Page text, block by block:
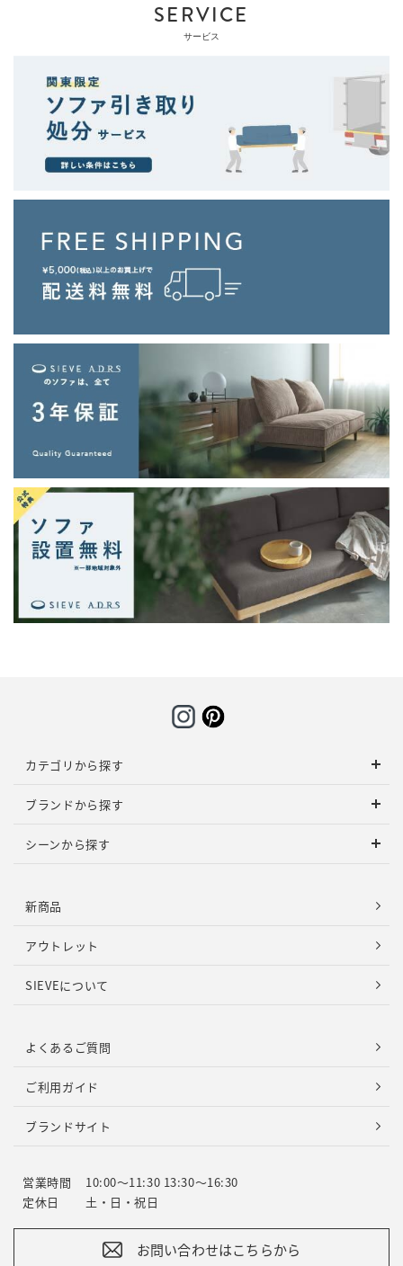
SERVICE
サービス
カテゴリから探す
ブランドから探す
シーンから探す
新商品
アウトレット
SIEVEについて
よくあるご質問
ご利用ガイド
ブランドサイト
営業時間
10:00～11:30 13:30～16:30
定休日
土・日・祝日
お問い合わせはこちらから